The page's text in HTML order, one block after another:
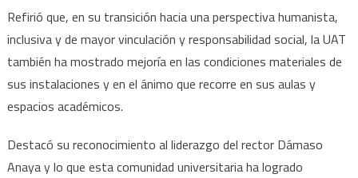
Refirió que, en su transición hacia una perspectiva humanista,
inclusiva y de mayor vinculación y responsabilidad social, la UAT
también ha mostrado mejoría en las condiciones materiales de
sus instalaciones y en el ánimo que recorre en sus aulas y
espacios académicos.
Destacó su reconocimiento al liderazgo del rector Dámaso
Anaya y lo que esta comunidad universitaria ha logrado